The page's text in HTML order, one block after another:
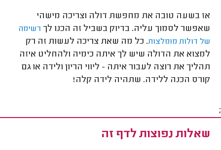
אז בשעה טובה את מחפשת דולה וצריכה מישהי
שאפשר לסמוך עליה. בדיוק בשביל זה הכנו לך רשימה
של דולות מומלצות. כל מה שאת צריכה לעשות זה רק
למצוא את הדולה שיש לך איתה כימיה ולהחליט איזה
תהליך את רוצה לעבור איתה - ליווי הריון ולידה או גם
קורס הכנה ללידה. שתהיה לידה קלה!
;
שאלות נפוצות לדף זה